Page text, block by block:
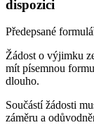
dispozici
Předepsané
Žádost o výjimku
mít písemnou
dlouho.
Součástí žádosti
záměru a